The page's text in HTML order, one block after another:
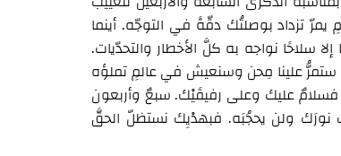
تزداد بوصلتُك دقّةً في التوجّه. أينما
سلاحًا نواجه به كلَّ الأخطار والتحدّيات.
ستمرُّ علينا مِحن وسنعيش في عالمٍ تملؤه
فسلامٌ عليك وعلى رفيقَيْك. سبعٌ وأربعون
نورَك ولن يحجُبَه. فبهدْيِك نستظلّ الحقَّ